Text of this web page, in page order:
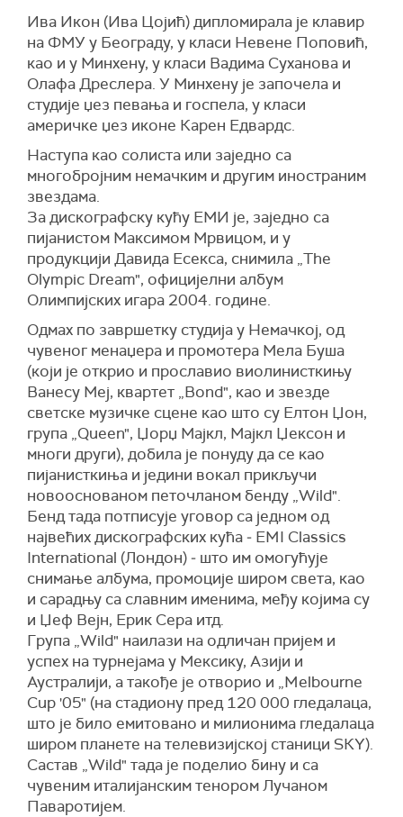
Ива Икон (Ива Цојић) дипломирала je клавир
на ФМУ у Београду, у класи Невене Поповић,
као и у Минхену, у класи Вадима Суханова и
Олафа Дреслера. У Минхену је започела и
студије џез певања и госпела, у класи
америчке џез иконе Карен Едвардс.
Наступа као солиста или заједно са
многобројним немачким и другим иностраним
звездама.
За дискографску кућу ЕМИ је, заједно са
пијанистом Максимом Мрвицом, и у
продукцији Давида Есекса, снимила „The
Olympic Dream", официјeлни албум
Олимпијских игара 2004. године.
Одмах по завршетку студија у Немачкој, од
чувеног менаџера и промотера Мела Буша
(који је открио и прославио виолинисткињу
Ванесу Меј, квартет „Bond", као и звезде
светске музичке сцене као што су Елтон Џон,
група „Queen", Џорџ Мајкл, Мајкл Џексон и
многи други), добила је понуду да се као
пијанисткиња и једини вокал прикључи
новооснованом петочланом бенду „Wild".
Бенд тада потписује уговор са једном од
највећих дискографских кућа ‒ EMI Classics
International (Лондон) ‒ што им омогућује
снимање албума, промоције широм света, као
и сарадњу са славним именима, међу којима су
и Џеф Вејн, Ерик Сера итд.
Група „Wild" наилази на одличан пријем и
успех на турнејама у Мексику, Азији и
Аустралији, а такође је отворио и „Melbourne
Cup '05" (на стадиону пред 120 000 гледалаца,
што је било емитовано и милионима гледалаца
широм планете на телевизијској станици SКY).
Састав „Wild" тада је поделио бину и са
чувеним италијанским тенором Лучаном
Паваротијем.